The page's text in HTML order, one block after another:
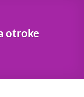
otroke